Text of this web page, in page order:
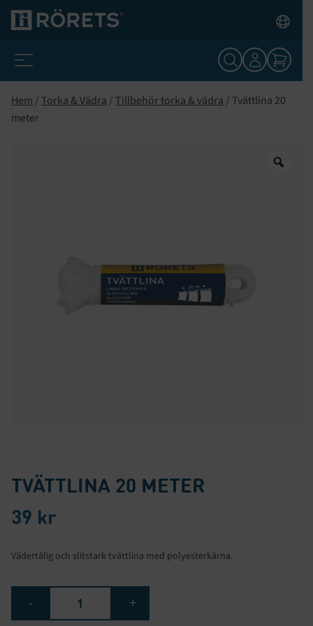
Hem / Torka & Vädra / Tillbehör torka & vädra / Tvättlina 20
meter
TVÄTTLINA 20 METER
39 kr
Vädertålig och slitstark tvättlina med polyesterkärna.
- +